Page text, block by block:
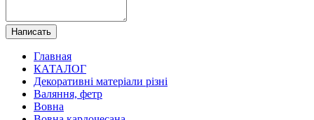
Написать
Главная
КАТАЛОГ
Декоративні матеріали різні
Валяння, фетр
Вовна